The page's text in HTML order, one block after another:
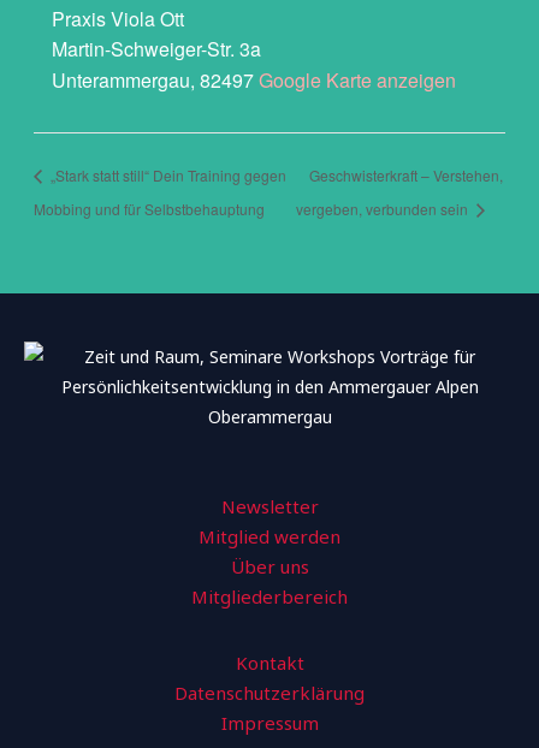
Praxis Viola Ott
Martin-Schweiger-Str. 3a
Unterammergau, 82497Google Karte anzeigen
„Stark statt still“ Dein Training gegen
Mobbing und für Selbstbehauptung
Geschwisterkraft – Verstehen,
vergeben, verbunden sein
Newsletter
Mitglied werden
Über uns
Mitgliederbereich
Kontakt
Datenschutzerklärung
Impressum